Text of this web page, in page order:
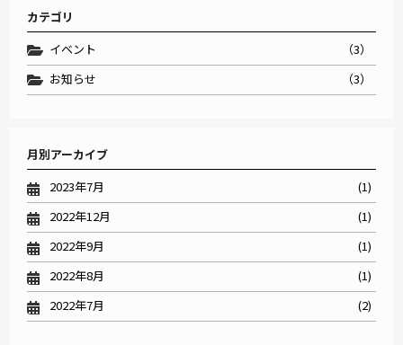
カテゴリ
イベント
（3）
お知らせ
（3）
月別アーカイブ
2023年7月
(1)
2022年12月
(1)
2022年9月
(1)
2022年8月
(1)
2022年7月
(2)